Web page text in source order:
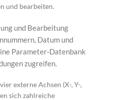
und bearbeiten.
und Bearbeitung
Datum und
Parameter-Datenbank
zugreifen.
externe Achsen (X-, Y-,
sich zahlreiche